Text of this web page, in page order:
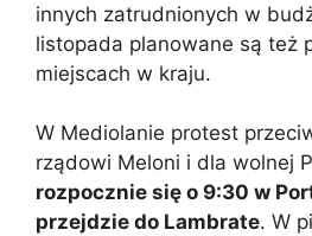
innych zatrudnionych w
listopada planowane są też
miejscach w kraju.
W Mediolanie protest
rządowi Meloni i dla wolnej
rozpocznie się o 9:30 w
przejdzie do Lambrate. W